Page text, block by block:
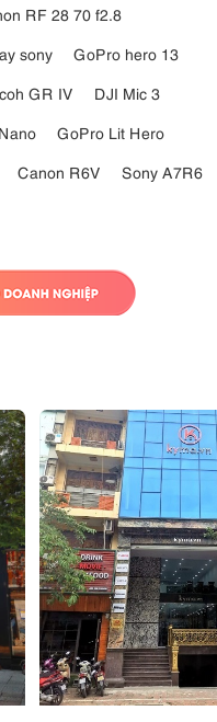
RF 28 70 f2.8
sony
GoPro hero 13
GR IV
DJI Mic 3
GoPro Lit Hero
Canon R6V
Sony A7R6